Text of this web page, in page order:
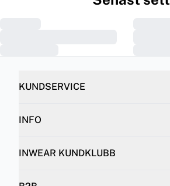
KUNDSERVICE
INFO
INWEAR KUNDKLUBB